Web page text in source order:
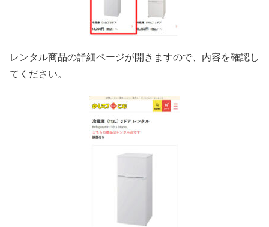
レンタル商品の詳細ページが開きますので、内容を確認し
てください。